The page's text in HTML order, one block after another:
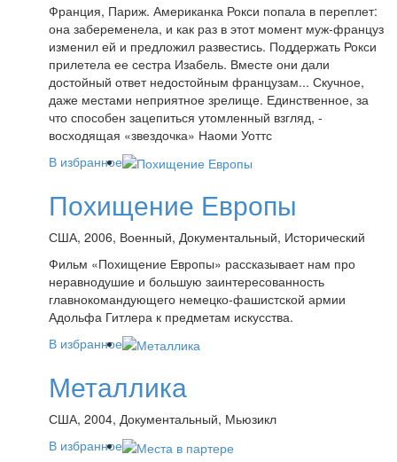
Франция, Париж. Американка Рокси попала в переплет:
она забеременела, и как раз в этот момент муж-француз
изменил ей и предложил развестись. Поддержать Рокси
прилетела ее сестра Изабель. Вместе они дали
достойный ответ недостойным французам... Скучное,
даже местами неприятное зрелище. Единственное, за
что способен зацепиться утомленный взгляд, -
восходящая «звездочка» Наоми Уоттс
В избранное
Похищение Европы
США, 2006, Военный, Документальный, Исторический
Фильм «Похищение Европы» рассказывает нам про
неравнодушие и большую заинтересованность
главнокомандующего немецко-фашистской армии
Адольфа Гитлера к предметам искусства.
В избранное
Металлика
США, 2004, Документальный, Мьюзикл
В избранное